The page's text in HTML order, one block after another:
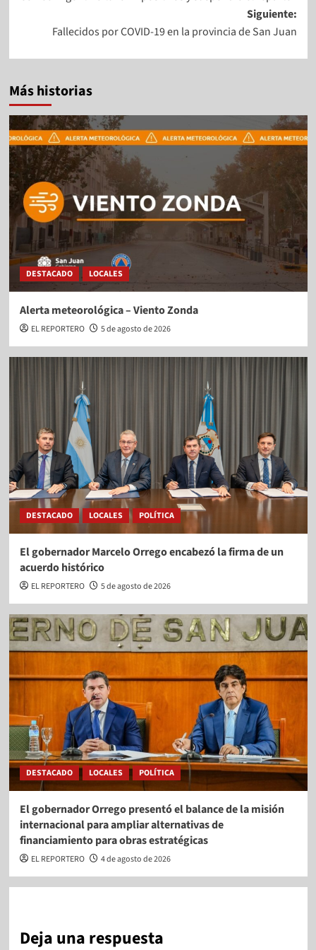
Siguiente:
Fallecidos por COVID-19 en la provincia de San Juan
Más historias
DESTACADO LOCALES
Alerta meteorológica – Viento Zonda
EL REPORTERO 5 de agosto de 2026
DESTACADO LOCALES POLÍTICA
El gobernador Marcelo Orrego encabezó la firma de un
acuerdo histórico
EL REPORTERO 5 de agosto de 2026
DESTACADO LOCALES POLÍTICA
El gobernador Orrego presentó el balance de la misión
internacional para ampliar alternativas de
financiamiento para obras estratégicas
EL REPORTERO 4 de agosto de 2026
Deja una respuesta